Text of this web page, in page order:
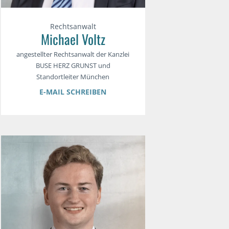
Rechtsanwalt
Michael Voltz
angestellter Rechtsanwalt der Kanzlei
BUSE HERZ GRUNST und
Standortleiter München
E-MAIL SCHREIBEN